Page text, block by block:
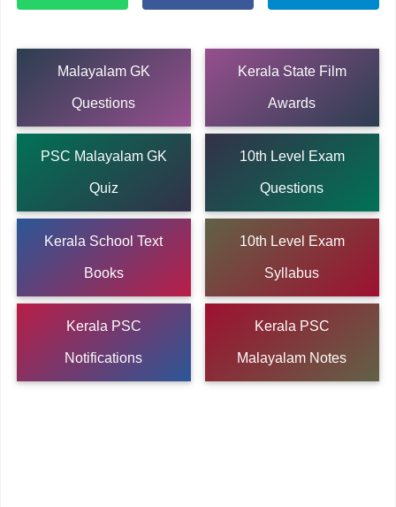
Malayalam GK
Questions
Kerala State Film
Awards
PSC Malayalam GK
Quiz
10th Level Exam
Questions
Kerala School Text
Books
10th Level Exam
Syllabus
Kerala PSC
Notifications
Kerala PSC
Malayalam Notes